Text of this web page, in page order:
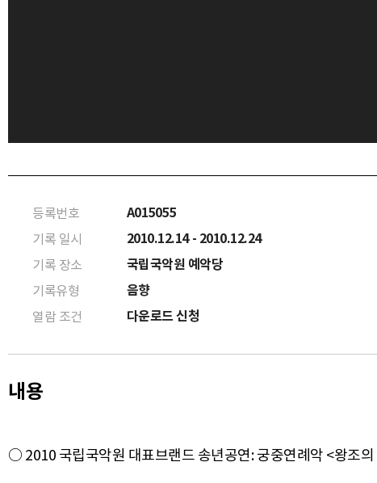
등록번호 A015055
기록 일시 2010.12.14 - 2010.12.24
기록 장소 국립국악원 예악당
기록유형 음향
열람 조건 다운로드 신청
내용
○ 2010 국립국악원 대표브랜드 송년공연: 궁중연례악 <왕조